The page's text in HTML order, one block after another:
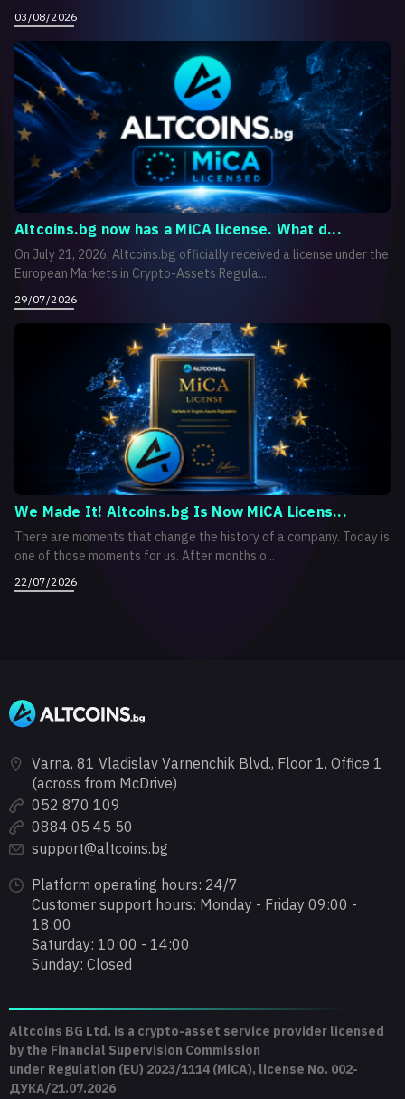
03/08/2026
Altcoins.bg now has a MiCA license. What d...
On July 21, 2026, Altcoins.bg officially received a license under the
European Markets in Crypto-Assets Regula...
29/07/2026
We Made It! Altcoins.bg Is Now MiCA Licens...
There are moments that change the history of a company. Today is
one of those moments for us. After months o...
22/07/2026
Varna, 81 Vladislav Varnenchik Blvd., Floor 1, Office 1
(across from McDrive)
052 870 109
0884 05 45 50
support@altcoins.bg
Platform operating hours: 24/7
Customer support hours: Monday - Friday 09:00 -
18:00
Saturday: 10:00 - 14:00
Sunday: Closed
Altcoins BG Ltd. is a crypto-asset service provider licensed
by the Financial Supervision Commission
under Regulation (EU) 2023/1114 (MiCA), license No. 002-
ДУКА/21.07.2026